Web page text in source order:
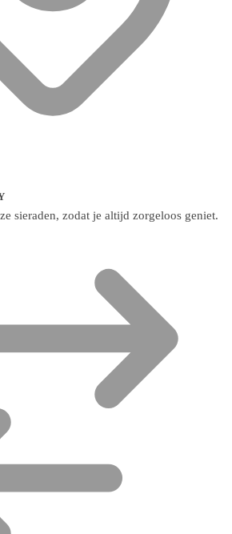
sieraden, zodat je altijd zorgeloos geniet.